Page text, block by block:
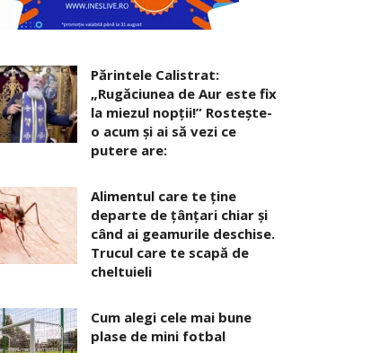
Părintele Calistrat:
„Rugăciunea de Aur este fix
la miezul nopţii!” Rosteşte-
o acum şi ai să vezi ce
putere are:
Alimentul care te ține
departe de țânțari chiar și
când ai geamurile deschise.
Trucul care te scapă de
cheltuieli
Cum alegi cele mai bune
plase de mini fotbal